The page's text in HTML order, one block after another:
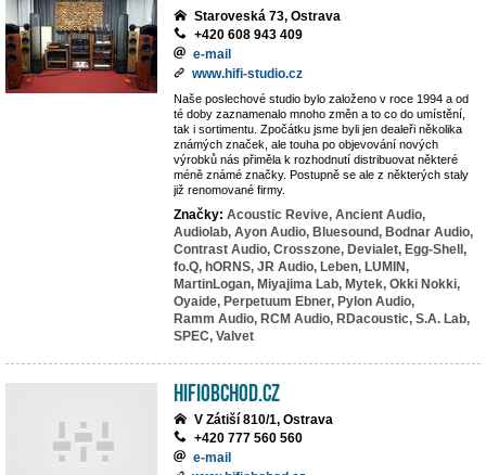
Staroveská 73, Ostrava
+420 608 943 409
e-mail
www.hifi-studio.cz
Naše poslechové studio bylo založeno v roce 1994 a od
té doby zaznamenalo mnoho změn a to co do umístění,
tak i sortimentu. Zpočátku jsme byli jen dealeři několika
známých značek, ale touha po objevování nových
výrobků nás přiměla k rozhodnutí distribuovat některé
méně známé značky. Postupně se ale z některých staly
již renomované firmy.
Značky: Acoustic Revive, Ancient Audio,
Audiolab, Ayon Audio, Bluesound, Bodnar Audio,
Contrast Audio, Crosszone, Devialet, Egg-Shell,
fo.Q, hORNS, JR Audio, Leben, LUMIN,
MartinLogan, Miyajima Lab, Mytek, Okki Nokki,
Oyaide, Perpetuum Ebner, Pylon Audio,
Ramm Audio, RCM Audio, RDacoustic, S.A. Lab,
SPEC, Valvet
HiFiobchod.cz
V Zátiší 810/1, Ostrava
+420 777 560 560
e-mail